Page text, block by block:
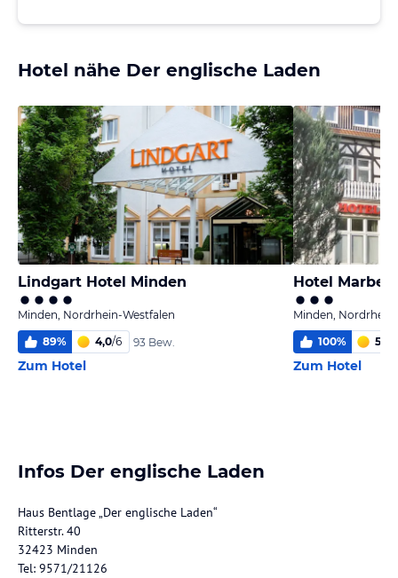
Hotel nähe Der englische Laden
Lindgart Hotel Minden
Minden, Nordrhein-Westfalen
89% 4,0/6 93 Bew.
Zum Hotel
Hotel
Minden,
100% 5,9
Zum Hotel
Infos Der englische Laden
Haus Bentlage „Der englische Laden“
Ritterstr. 40
32423 Minden
Tel: 9571/21126